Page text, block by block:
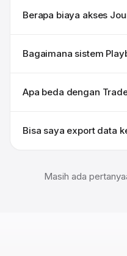
Berapa biaya akses
Bagaimana sistem
Apa beda dengan
Bisa saya export data
Masih ada